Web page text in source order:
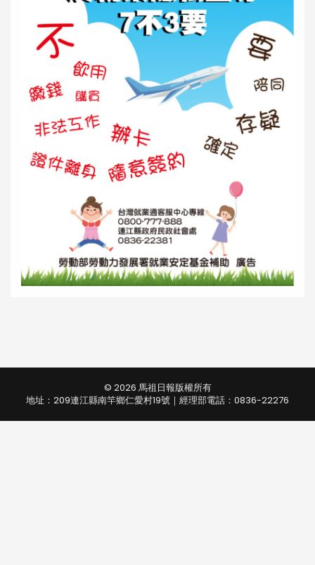
© 2026 馬祖日報版權所有
地址：209連江縣南竿鄉仁愛村19號｜經理部電話：0836-22276